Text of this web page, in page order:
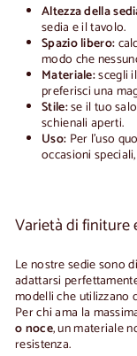
Altezza della
sedia e il tavolo.
Spazio libero:
modo che
Materiale:scegli
preferisci una
Stile:se il tuo
schienali aperti.
Uso: Per l'uso
occasioni
Varietà di finiture
Le nostre sedie sono
adattarsi
modelli che utilizzano
Per chi ama la
o noce, un materiale
resistenza.